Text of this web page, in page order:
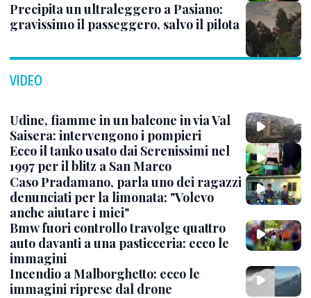
Precipita un ultraleggero a Pasiano:
gravissimo il passeggero, salvo il pilota
VIDEO
Udine, fiamme in un balcone in via Val
Saisera: intervengono i pompieri
Ecco il tanko usato dai Serenissimi nel
1997 per il blitz a San Marco
Caso Pradamano, parla uno dei ragazzi
denunciati per la limonata: "Volevo
anche aiutare i miei"
Bmw fuori controllo travolge quattro
auto davanti a una pasticceria: ecco le
immagini
Incendio a Malborghetto: ecco le
immagini riprese dal drone